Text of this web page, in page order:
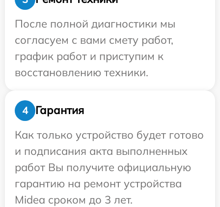
После полной диагностики мы
согласуем с вами смету работ,
график работ и приступим к
восстановлению техники.
4
Гарантия
Как только устройство будет готово
и подписания акта выполненных
работ Вы получите официальную
гарантию на ремонт устройства
Midea сроком до 3 лет.